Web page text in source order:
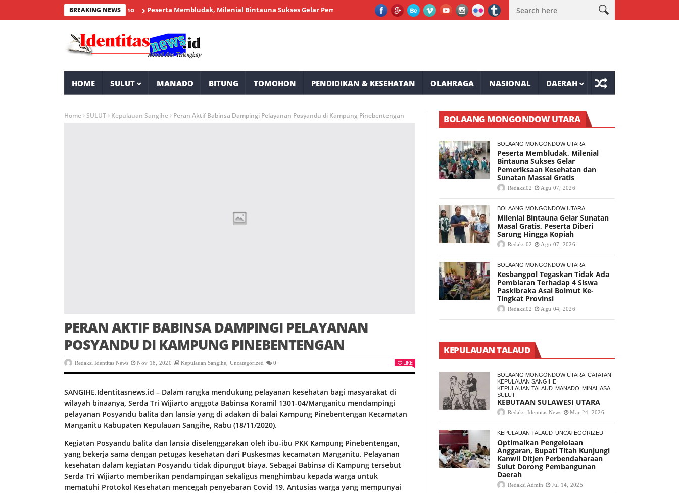
BREAKING NEWS Peserta Membludak, Milenial Bintauna Sukses Gelar Pemeriksaan Kesehatan dan Sunatan Massal Gratis Wabup Minahasa Vasung Buka HUT Kemerdekaan RI ke-81
HOME SULUT MANADO BITUNG TOMOHON PENDIDIKAN & KESEHATAN OLAHRAGA NASIONAL DAERAH
Home SULUT Kepulauan Sangihe Peran Aktif Babinsa Dampingi Pelayanan Posyandu di Kampung Pinebentengan
PERAN AKTIF BABINSA DAMPINGI PELAYANAN
POSYANDU DI KAMPUNG PINEBENTENGAN
Redaksi Identitas News Nov 18, 2020 Kepulauan Sangihe Uncategorized 0 LIKE
SANGIHE.Identitasnews.id – Dalam rangka mendukung pelayanan kesehatan bagi masyarakat di
wilayah binaanya, Serda Tri Wijiarto anggota Babinsa Koramil 1301-04/Manganitu mendampingi
pelayanan Posyandu balita dan lansia yang di adakan di balai Kampung Pinebentengan Kecamatan
Manganitu Kabupaten Kepulauan Sangihe, Rabu (18/11/2020).
Kegiatan Posyandu balita dan lansia diselenggarakan oleh ibu-ibu PKK Kampung Pinebentengan,
yang bekerja sama dengan petugas kesehatan dari Puskesmas kecamatan Manganitu. Pelayanan
kesehatan dalam kegiatan Posyandu tidak dipungut biaya. Sebagai Babinsa di Kampung tersebut
Serda Tri Wijiarto memberikan pendampingan sekaligus menghimbau kepada warga untuk
mematuhi Protokol Kesehatan mencegah penyebaran Covid 19. Antusias warga yang mempunyai
BOLAANG MONGONDOW UTARA
BOLAANG MONGONDOW UTARA
Peserta Membludak, Milenial
Bintauna Sukses Gelar
Pemeriksaan Kesehatan dan
Sunatan Massal Gratis
Redaksi02 Agu 07, 2026
BOLAANG MONGONDOW UTARA
Milenial Bintauna Gelar Sunatan
Masal Gratis, Peserta Diberi
Sarung Hingga Kopiah
Redaksi02 Agu 07, 2026
BOLAANG MONGONDOW UTARA
Kesbangpol Tegaskan Tidak Ada
Pembiaran Terhadap 4 Siswa
Paskibraka Asal Bolmut Ke-
Tingkat Provinsi
Redaksi02 Agu 04, 2026
KEPULAUAN TALAUD
BOLAANG MONGONDOW UTARA CATATAN
KEPULAUAN SANGIHE
KEPULAUAN TALAUD MANADO MINAHASA
SULUT
KEBUTAAN SULAWESI UTARA
Redaksi Identitas News Mar 24, 2026
KEPULAUAN TALAUD UNCATEGORIZED
Optimalkan Pengelolaan
Anggaran, Bupati Titah Kunjungi
Kanwil Ditjen Perbendaharaan
Sulut Dorong Pembangunan
Daerah
Redaksi Admin Jul 14, 2025